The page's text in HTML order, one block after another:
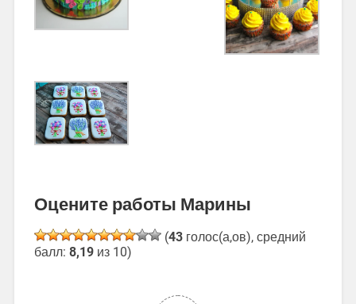
Оцените работы Марины
(43голос(а,ов), средний
балл: 8,19из 10)